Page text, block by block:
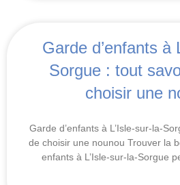
Garde d’enfants à
Sorgue : tout
choisir une
Garde d’enfants à L’Isle-sur-la-
de choisir une nounou Trouver la
enfants à L’Isle-sur-la-Sorgue